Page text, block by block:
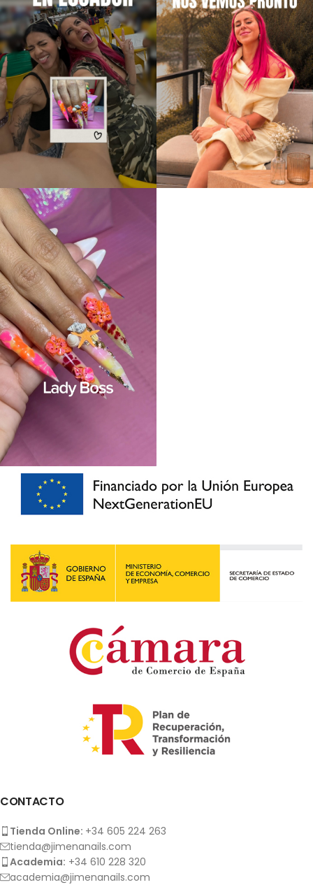
Dispensador de Pestañas
4,88€ 2,02€
Lash Mirror – ¡NUEVO
DISEÑO!
6,53€
-80%
CURVA B – MINK EYELASH
EXTENSION
16,45€ 3,22
-80%
-61%
Recambios Ojos Práctica
8,18 3,22€ 57,77 € 38,19
Eyebrow White Pen
Lash Lift: Adhesive
Lash Lift: Pro Express
Lamination Lotion – Paso 1
-59%